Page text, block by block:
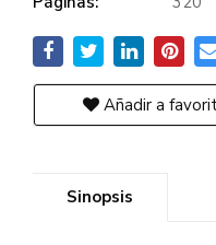
Añadir a
Sinopsis